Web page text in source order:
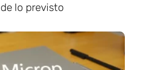
de lo previsto